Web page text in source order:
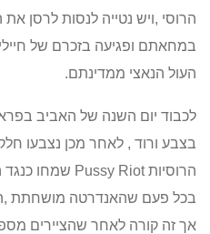
הרוסי ,ויש נטייה לנסות לרסן את
במחאתם ופגיעה בזכרם של
העול הנאצי ממדינתם.
בצבע ורוד , לאחר מכן נצבעו
הרוסיותPussy Riot שמחו כנגד
בכל פעם שהאנדרטה מושחתת
אך זה קורה לאחר שהציירים